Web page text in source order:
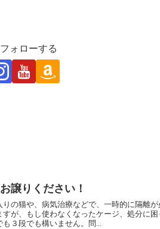
ォローする
譲りください！
の猫や、病気治療などで、一時的に隔離が
が、もし使わなくなったケージ、処分に
３段でも構いません。問...